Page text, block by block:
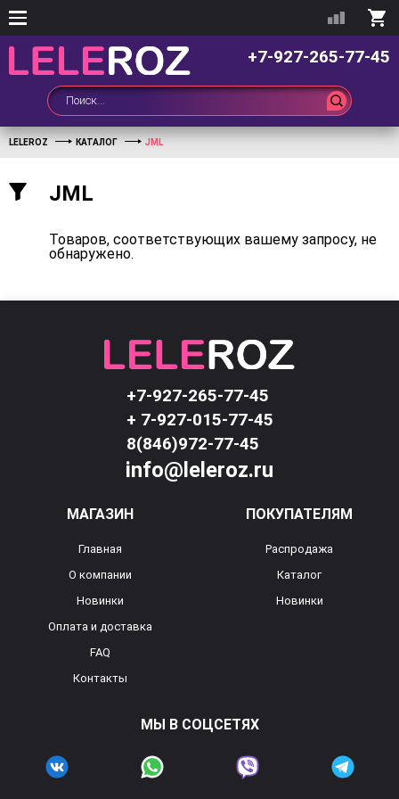
+7-927-265-77-45
LELEROZ КАТАЛОГ JML
JML
Товаров, соответствующих вашему запросу, не
обнаружено.
+7-927-265-77-45
+ 7-927-015-77-45
8(846)972-77-45
info@leleroz.ru
МАГАЗИН
Главная
О компании
Новинки
Оплата и доставка
FAQ
Контакты
ПОКУПАТЕЛЯМ
Распродажа
Каталог
Новинки
МЫ В СОЦСЕТЯХ